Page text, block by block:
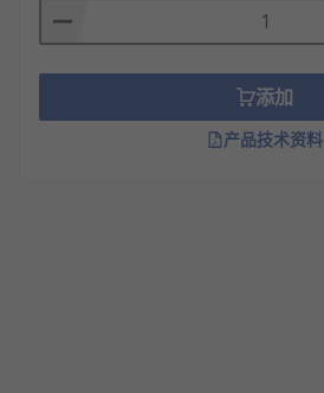
添加
产品技术资料